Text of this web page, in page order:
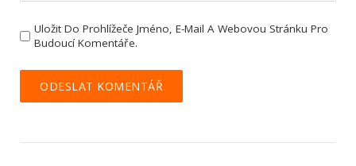
Uložit Do Prohlížeče Jméno, E-Mail A Webovou Stránku Pro
Budoucí Komentáře.